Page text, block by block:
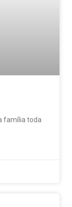
família toda